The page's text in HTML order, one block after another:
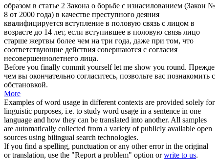
образом в статье 2 Закона о борьбе с изнасилованием (Закон №
8 от 2000 года) в качестве преступного деяния
квалифицируется вступление в половую связь с лицом в
возрасте до 14 лет, если вступившее в половую связь лицо
старше жертвы более чем на три года, даже при том, что
соответствующие действия совершаются с согласия
несовершеннолетнего лица.
Before you finally commit yourself let me show you round. Прежде
чем вы окончательно согласитесь, позвольте вас познакомить с
обстановкой.
More
Examples of word usage in different contexts are provided solely for
linguistic purposes, i.e. to study word usage in a sentence in one
language and how they can be translated into another. All samples
are automatically collected from a variety of publicly available open
sources using bilingual search technologies.
If you find a spelling, punctuation or any other error in the original
or translation, use the "Report a problem" option orwrite to us.